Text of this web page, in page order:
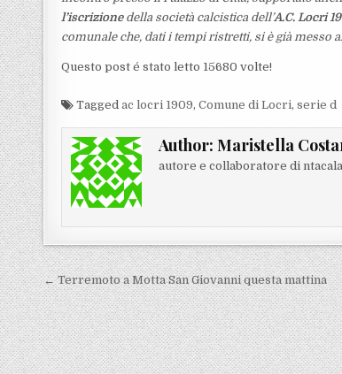
l’iscrizionedella società calcistica dell’A.C. Locri
comunale che, dati i tempi ristretti, si è già messo
Questo post é stato letto 15680 volte!
Taggedac locri 1909,Comune di Locri,serie d
Author:Maristella
autore e collaboratore di
Navigazione articoli
← Terremoto a Motta San Giovanni questa mattina